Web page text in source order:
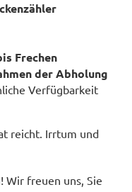
Frechen
der Abholung
Verfügbarkeit
reicht. Irrtum und
Wir freuen uns, Sie